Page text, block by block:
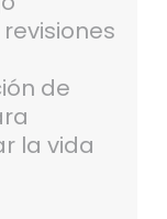
de
la vida